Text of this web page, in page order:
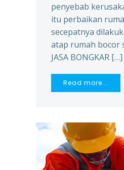
penyebab
itu perbaikan
secepatnya
atap rumah bocor
JASA BONGKAR […]
Read more...